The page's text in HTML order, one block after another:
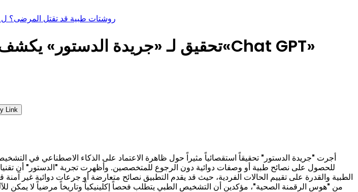
Link
أجرت "جريدة الدستور" تحقيقاً استقصائياً مثيراً حول ظاهرة الاعتماد على الذكاء الاصطناعي في
الطبية والقدرة على تقييم الحالات الفردية، حيث قد يقدم التطبيق نصائح متعارضة أو جرعات دوائية غير
من "هوس الرقمنة الصحية"، مؤكدين أن التشخيص الطبي يتطلب فحصاً إكلينيكياً وتاريخاً مرضياً لا